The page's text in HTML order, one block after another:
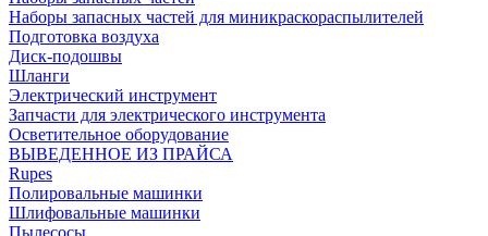
Наборы запасных частей для миникраскораспылителей
Подготовка воздуха
Диск-подошвы
Шланги
Электрический инструмент
Запчасти для электрического инструмента
Осветительное оборудование
ВЫВЕДЕННОЕ ИЗ ПРАЙСА
Rupes
Полировальные машинки
Шлифовальные машинки
Пылесосы